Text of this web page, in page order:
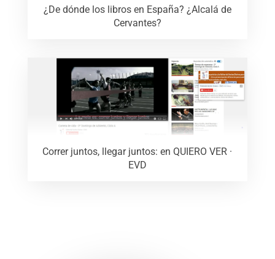
¿De dónde los libros en España? ¿Alcalá de
Cervantes?
Correr juntos, llegar juntos: en QUIERO VER ·
EVD